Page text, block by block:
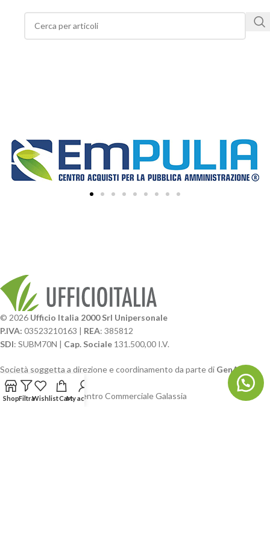
© 2026 Ufficio Italia 2000 Srl Unipersonale
P.IVA: 03523210163 | REA: 385812
SDI: SUBM70N | Cap. Sociale 131.500,00 I.V.
Società soggetta a direzione e coordinamento da parte di GenALFA
Holding srl
Via A. Ponti n. 4 – Centro Commerciale Galassia
ShopFiltraWishlistCartMy account